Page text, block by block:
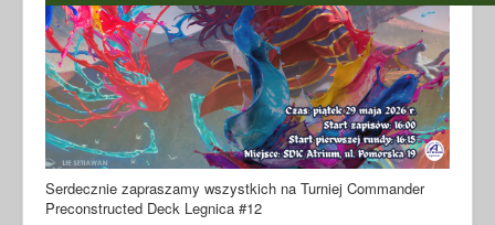
Serdecznie zapraszamy wszystkich na Turniej Commander
Preconstructed Deck Legnica #12